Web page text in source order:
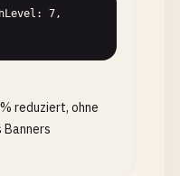
7,
reduziert, ohne